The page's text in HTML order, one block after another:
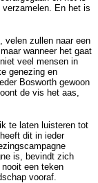
En het is
velen zullen naar een
wanneer het gaat
veel mensen in
genezing en
Bosworth gewoon
de vis het aas,
te laten luisteren tot
dit in ieder
is, bevindt zich
een teken
vooraf.